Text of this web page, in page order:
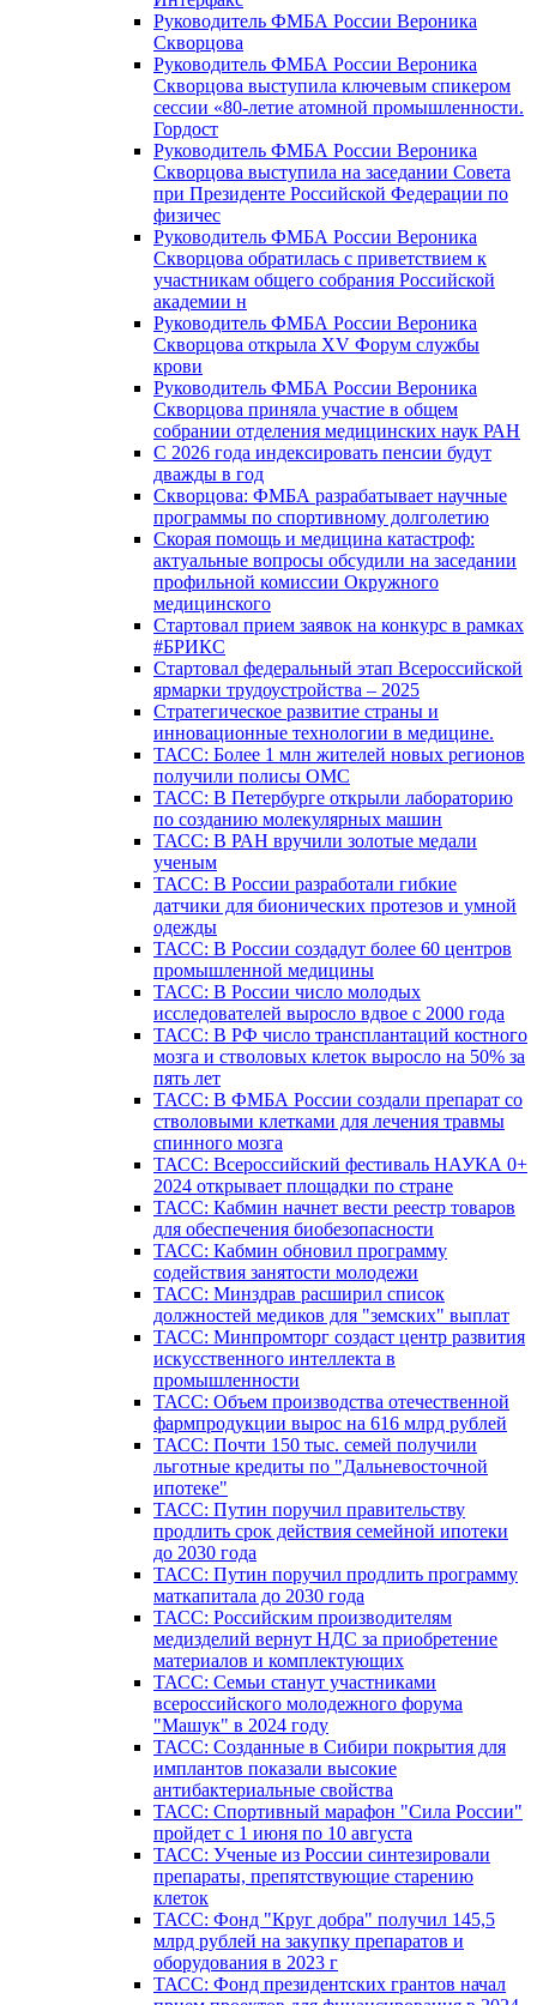
Руководитель ФМБА России Вероника
Скворцова
Руководитель ФМБА России Вероника
Скворцова выступила ключевым спикером
сессии «80-летие атомной промышленности.
Гордост
Руководитель ФМБА России Вероника
Скворцова выступила на заседании Совета
при Президенте Российской Федерации по
физичес
Руководитель ФМБА России Вероника
Скворцова обратилась с приветствием к
участникам общего собрания Российской
академии н
Руководитель ФМБА России Вероника
Скворцова открыла XV Форум службы
крови
Руководитель ФМБА России Вероника
Скворцова приняла участие в общем
собрании отделения медицинских наук РАН
С 2026 года индексировать пенсии будут
дважды в год
Скворцова: ФМБА разрабатывает научные
программы по спортивному долголетию
Скорая помощь и медицина катастроф:
актуальные вопросы обсудили на заседании
профильной комиссии Окружного
медицинского
Стартовал прием заявок на конкурс в рамках
#БРИКС
Стартовал федеральный этап Всероссийской
ярмарки трудоустройства – 2025
Стратегическое развитие страны и
инновационные технологии в медицине.
ТАСС: Более 1 млн жителей новых регионов
получили полисы ОМС
ТАСС: В Петербурге открыли лабораторию
по созданию молекулярных машин
ТАСС: В РАН вручили золотые медали
ученым
ТАСС: В России разработали гибкие
датчики для бионических протезов и умной
одежды
ТАСС: В России создадут более 60 центров
промышленной медицины
ТАСС: В России число молодых
исследователей выросло вдвое с 2000 года
ТАСС: В РФ число трансплантаций костного
мозга и стволовых клеток выросло на 50% за
пять лет
ТАСС: В ФМБА России создали препарат со
стволовыми клетками для лечения травмы
спинного мозга
ТАСС: Всероссийский фестиваль НАУКА 0+
2024 открывает площадки по стране
ТАСС: Кабмин начнет вести реестр товаров
для обеспечения биобезопасности
ТАСС: Кабмин обновил программу
содействия занятости молодежи
ТАСС: Минздрав расширил список
должностей медиков для "земских" выплат
ТАСС: Минпромторг создаст центр развития
искусственного интеллекта в
промышленности
ТАСС: Объем производства отечественной
фармпродукции вырос на 616 млрд рублей
ТАСС: Почти 150 тыс. семей получили
льготные кредиты по "Дальневосточной
ипотеке"
ТАСС: Путин поручил правительству
продлить срок действия семейной ипотеки
до 2030 года
ТАСС: Путин поручил продлить программу
маткапитала до 2030 года
ТАСС: Российским производителям
медизделий вернут НДС за приобретение
материалов и комплектующих
ТАСС: Семьи станут участниками
всероссийского молодежного форума
"Машук" в 2024 году
ТАСС: Созданные в Сибири покрытия для
имплантов показали высокие
антибактериальные свойства
ТАСС: Спортивный марафон "Сила России"
пройдет с 1 июня по 10 августа
ТАСС: Ученые из России синтезировали
препараты, препятствующие старению
клеток
ТАСС: Фонд "Круг добра" получил 145,5
млрд рублей на закупку препаратов и
оборудования в 2023 г
ТАСС: Фонд президентских грантов начал